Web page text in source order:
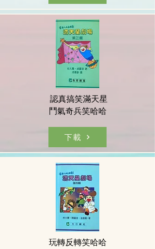
認真搞笑滿天星
鬥氣奇兵笑哈哈
下載
玩轉反轉笑哈哈